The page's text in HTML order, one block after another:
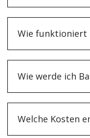
Wie funktioniert
Wie werde ich
Welche Kosten